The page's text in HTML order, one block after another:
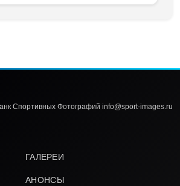
Спортивных Фотографий info@sport-images.ru
ГАЛЕРЕИ
АНОНСЫ